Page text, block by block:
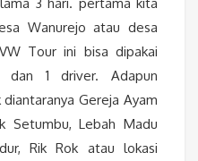
Wanurejo atau desa
Tour ini bisa dipakai
dan 1 driver. Adapun
Gereja Ayam
Setumbu, Lebah Madu
Rik Rok atau lokasi